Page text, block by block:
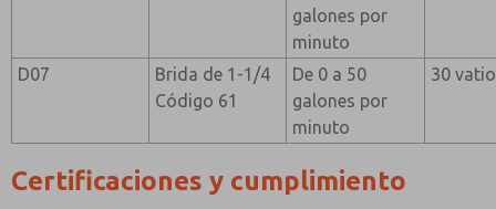
galones por
minuto
D07
Brida de 1-1/4
Código 61
De 0 a 50
galones por
minuto
30
Certificaciones y cumplimiento